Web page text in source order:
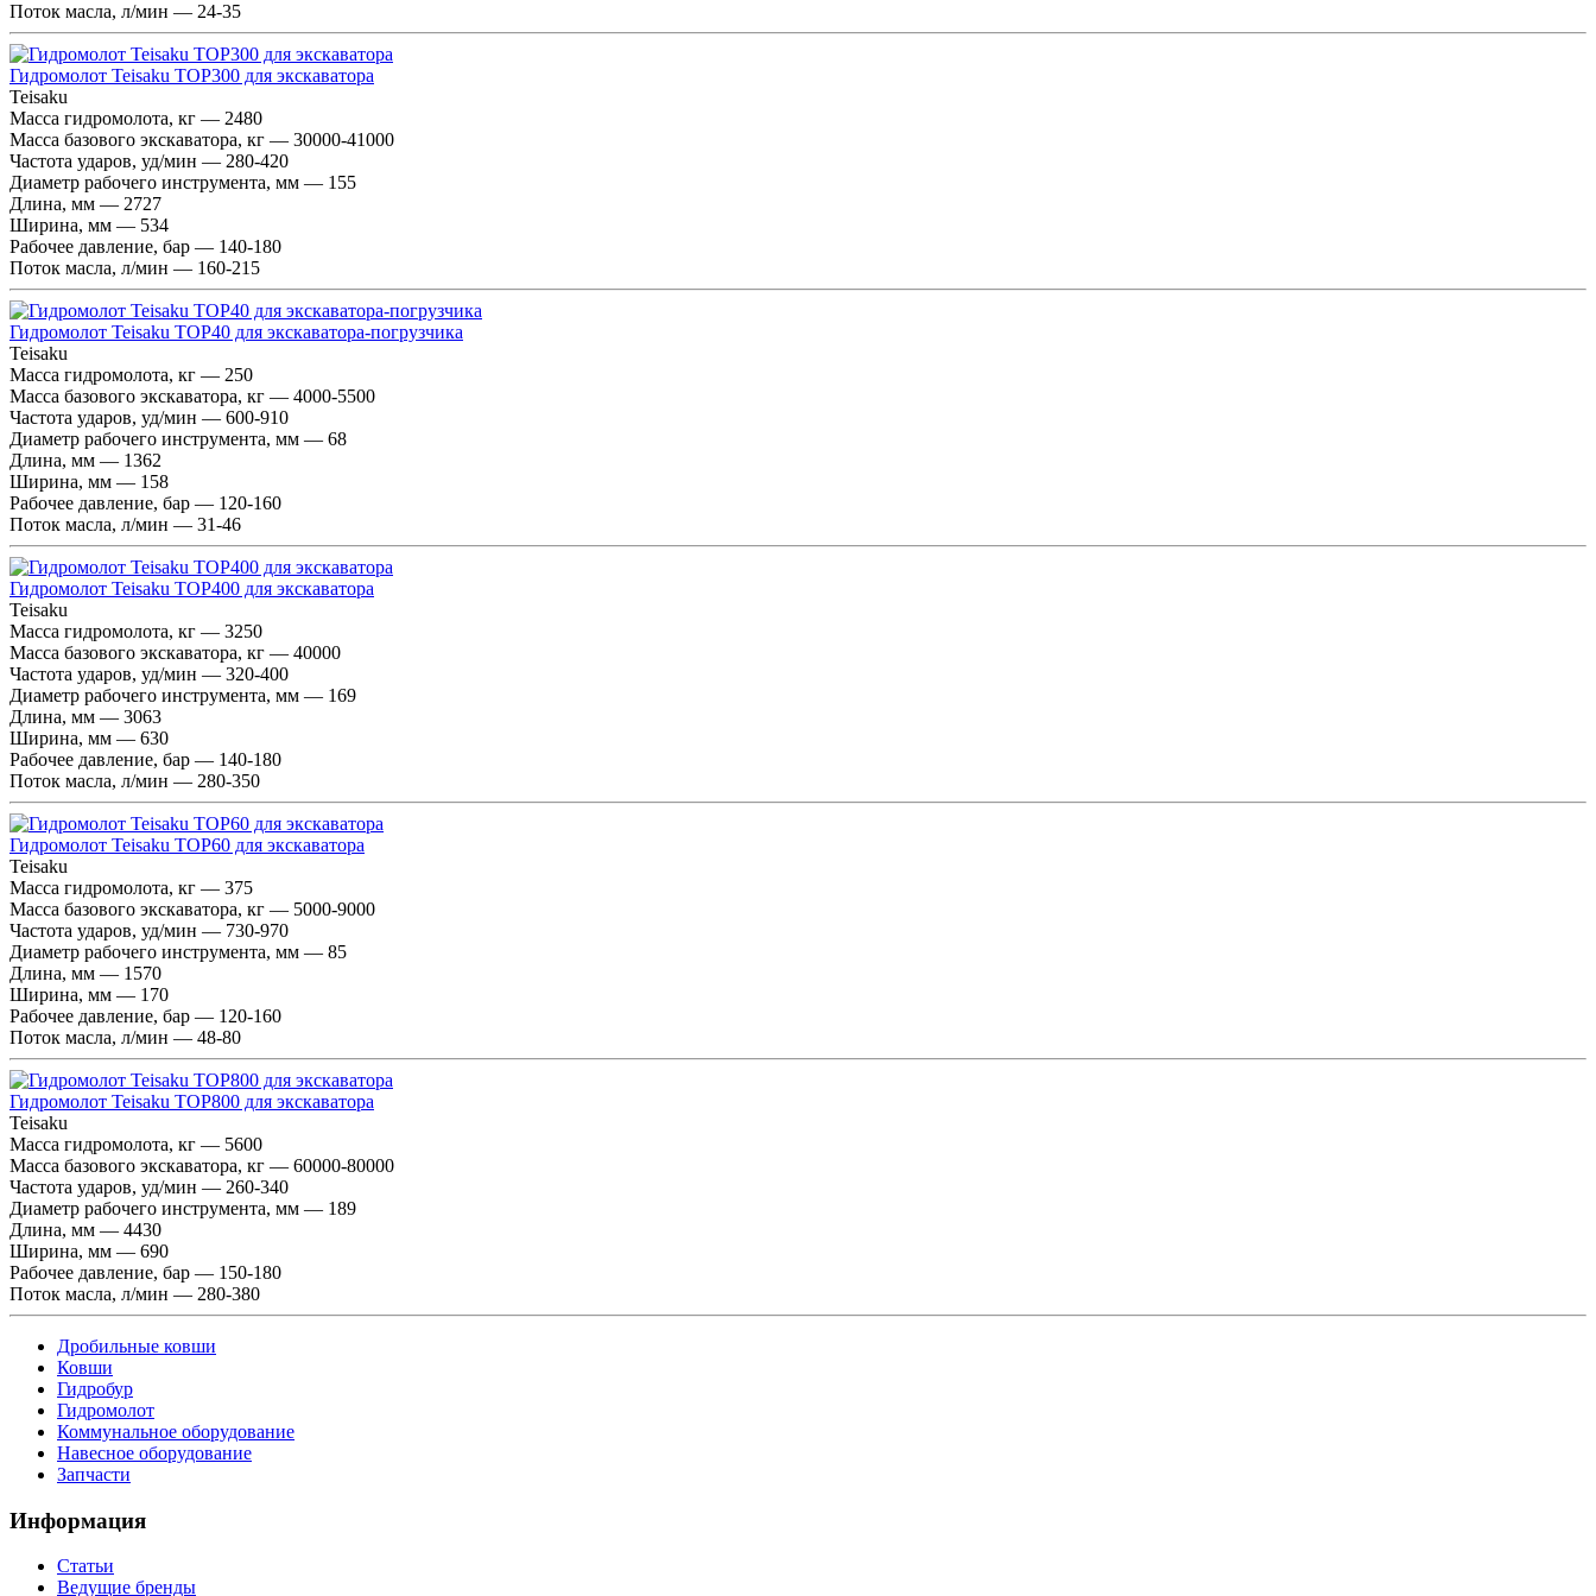
Поток масла, л/мин — 24-35
Гидромолот Teisaku TOP300 для экскаватора
Teisaku
Масса гидромолота, кг — 2480
Масса базового экскаватора, кг — 30000-41000
Частота ударов, уд/мин — 280-420
Диаметр рабочего инструмента, мм — 155
Длина, мм — 2727
Ширина, мм — 534
Рабочее давление, бар — 140-180
Поток масла, л/мин — 160-215
Гидромолот Teisaku TOP40 для экскаватора-погрузчика
Teisaku
Масса гидромолота, кг — 250
Масса базового экскаватора, кг — 4000-5500
Частота ударов, уд/мин — 600-910
Диаметр рабочего инструмента, мм — 68
Длина, мм — 1362
Ширина, мм — 158
Рабочее давление, бар — 120-160
Поток масла, л/мин — 31-46
Гидромолот Teisaku TOP400 для экскаватора
Teisaku
Масса гидромолота, кг — 3250
Масса базового экскаватора, кг — 40000
Частота ударов, уд/мин — 320-400
Диаметр рабочего инструмента, мм — 169
Длина, мм — 3063
Ширина, мм — 630
Рабочее давление, бар — 140-180
Поток масла, л/мин — 280-350
Гидромолот Teisaku TOP60 для экскаватора
Teisaku
Масса гидромолота, кг — 375
Масса базового экскаватора, кг — 5000-9000
Частота ударов, уд/мин — 730-970
Диаметр рабочего инструмента, мм — 85
Длина, мм — 1570
Ширина, мм — 170
Рабочее давление, бар — 120-160
Поток масла, л/мин — 48-80
Гидромолот Teisaku TOP800 для экскаватора
Teisaku
Масса гидромолота, кг — 5600
Масса базового экскаватора, кг — 60000-80000
Частота ударов, уд/мин — 260-340
Диаметр рабочего инструмента, мм — 189
Длина, мм — 4430
Ширина, мм — 690
Рабочее давление, бар — 150-180
Поток масла, л/мин — 280-380
Дробильные ковши
Ковши
Гидробур
Гидромолот
Коммунальное оборудование
Навесное оборудование
Запчасти
Информация
Статьи
Ведущие бренды